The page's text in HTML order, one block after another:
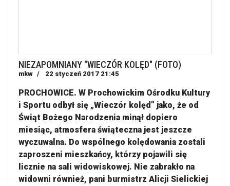
NIEZAPOMNIANY "WIECZÓR KOLĘD" (FOTO)
mkw 22 styczeń 2017 21:45
PROCHOWICE. W Prochowickim Ośrodku Kultury
i Sportu odbył się „Wieczór kolęd” jako, że od
Świąt Bożego Narodzenia minął dopiero
miesiąc, atmosfera świąteczna jest jeszcze
wyczuwalna. Do wspólnego kolędowania zostali
zaproszeni mieszkańcy, którzy pojawili się
licznie na sali widowiskowej. Nie zabrakło na
widowni również, pani burmistrz Alicji Sielickiej